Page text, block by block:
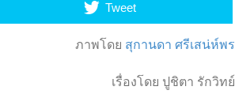
Tweet
ภาพโดย สุกานดา ศรีเสน่ห์พร
เรื่องโดย ปูชิตา รักวิทย์